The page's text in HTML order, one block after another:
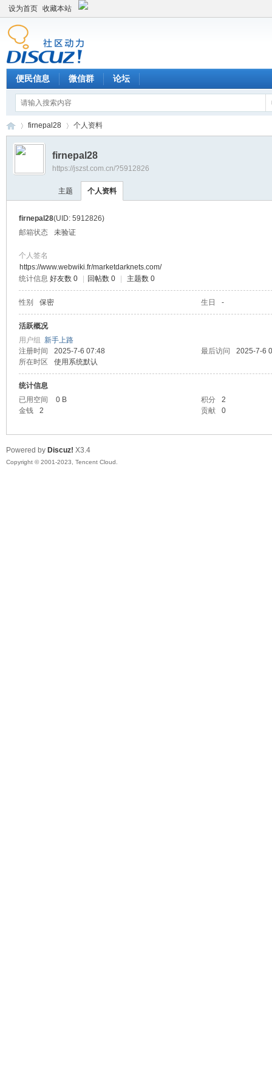
设为首页 收藏本站
便民信息 微信群 论坛
›
firnepal28 个人资料
firnepal28
https://jszst.com.cn/?5912826
主题 个人资料
firnepal28(UID: 5912826)
邮箱状态
未验证
个人签名
https://www.webwiki.fr/marketdarknets.com/
统计信息 好友数 0 回帖数 0 主题数 0
性别 保密 生日 -
活跃概况
用户组 新手上路
注册时间
2025-7-6 07:48 最后访问
2025-7-6
所在时区
使用系统默认
统计信息
已用空间
0 B 积分
2
金钱
2 贡献 0
Powered by Discuz! X3.4
Copyright © 2001-2023, Tencent Cloud.